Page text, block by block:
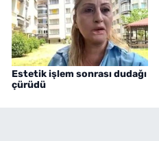
Estetik işlem sonrası dudağı
çürüdü